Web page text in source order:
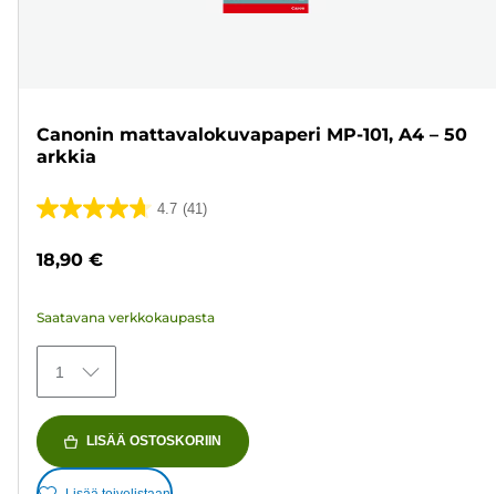
Canonin mattavalokuvapaperi MP-101, A4 – 50
arkkia
4.7 (41)
4.7/5
41
18,90 €
Saatavana verkkokaupasta
1
LISÄÄ OSTOSKORIIN